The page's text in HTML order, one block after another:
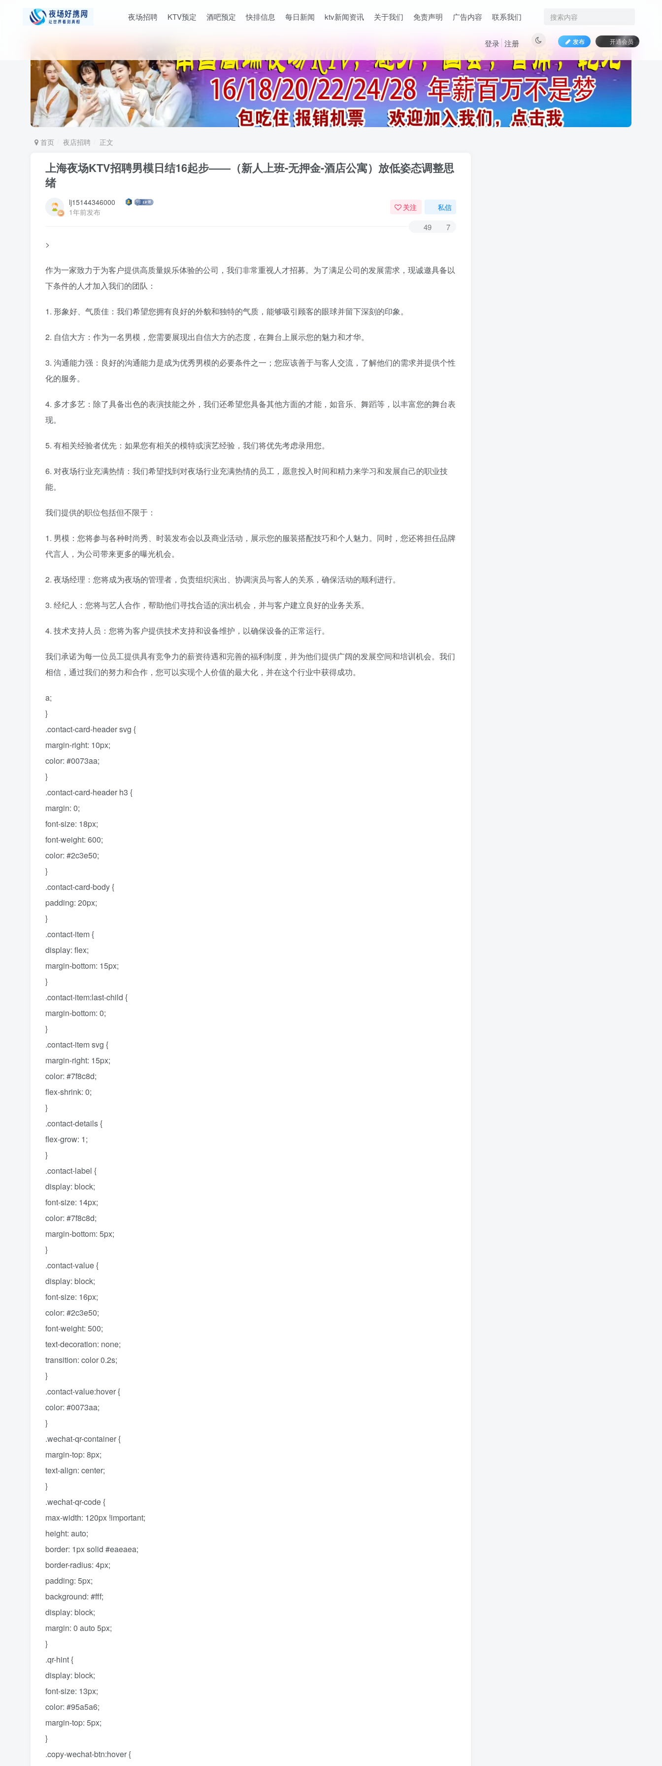
夜场招聘 KTV预定 酒吧预定 快排信息 每日新闻 ktv新闻资讯 关于我们 免责声明 广告内容 联系我们
发布 开通会员
登录 注册
首页 夜店招聘 正文
上海夜场KTV招聘男模日结16起步——（新人上班-无押金-酒店公寓）放低姿态调整思
绪
lj15144346000
1年前发布
关注 私信
49 7
>
作为一家致力于为客户提供高质量娱乐体验的公司，我们非常重视人才招募。为了满足公司的发展需求，现诚邀具备以
下条件的人才加入我们的团队：
1. 形象好、气质佳：我们希望您拥有良好的外貌和独特的气质，能够吸引顾客的眼球并留下深刻的印象。
2. 自信大方：作为一名男模，您需要展现出自信大方的态度，在舞台上展示您的魅力和才华。
3. 沟通能力强：良好的沟通能力是成为优秀男模的必要条件之一；您应该善于与客人交流，了解他们的需求并提供个性
化的服务。
4. 多才多艺：除了具备出色的表演技能之外，我们还希望您具备其他方面的才能，如音乐、舞蹈等，以丰富您的舞台表
现。
5. 有相关经验者优先：如果您有相关的模特或演艺经验，我们将优先考虑录用您。
6. 对夜场行业充满热情：我们希望找到对夜场行业充满热情的员工，愿意投入时间和精力来学习和发展自己的职业技
能。
我们提供的职位包括但不限于：
1. 男模：您将参与各种时尚秀、时装发布会以及商业活动，展示您的服装搭配技巧和个人魅力。同时，您还将担任品牌
代言人，为公司带来更多的曝光机会。
2. 夜场经理：您将成为夜场的管理者，负责组织演出、协调演员与客人的关系，确保活动的顺利进行。
3. 经纪人：您将与艺人合作，帮助他们寻找合适的演出机会，并与客户建立良好的业务关系。
4. 技术支持人员：您将为客户提供技术支持和设备维护，以确保设备的正常运行。
我们承诺为每一位员工提供具有竞争力的薪资待遇和完善的福利制度，并为他们提供广阔的发展空间和培训机会。我们
相信，通过我们的努力和合作，您可以实现个人价值的最大化，并在这个行业中获得成功。
a;
}
.contact-card-header svg {
margin-right: 10px;
color: #0073aa;
}
.contact-card-header h3 {
margin: 0;
font-size: 18px;
font-weight: 600;
color: #2c3e50;
}
.contact-card-body {
padding: 20px;
}
.contact-item {
display: flex;
margin-bottom: 15px;
}
.contact-item:last-child {
margin-bottom: 0;
}
.contact-item svg {
margin-right: 15px;
color: #7f8c8d;
flex-shrink: 0;
}
.contact-details {
flex-grow: 1;
}
.contact-label {
display: block;
font-size: 14px;
color: #7f8c8d;
margin-bottom: 5px;
}
.contact-value {
display: block;
font-size: 16px;
color: #2c3e50;
font-weight: 500;
text-decoration: none;
transition: color 0.2s;
}
.contact-value:hover {
color: #0073aa;
}
.wechat-qr-container {
margin-top: 8px;
text-align: center;
}
.wechat-qr-code {
max-width: 120px !important;
height: auto;
border: 1px solid #eaeaea;
border-radius: 4px;
padding: 5px;
background: #fff;
display: block;
margin: 0 auto 5px;
}
.qr-hint {
display: block;
font-size: 13px;
color: #95a5a6;
margin-top: 5px;
}
.copy-wechat-btn:hover {